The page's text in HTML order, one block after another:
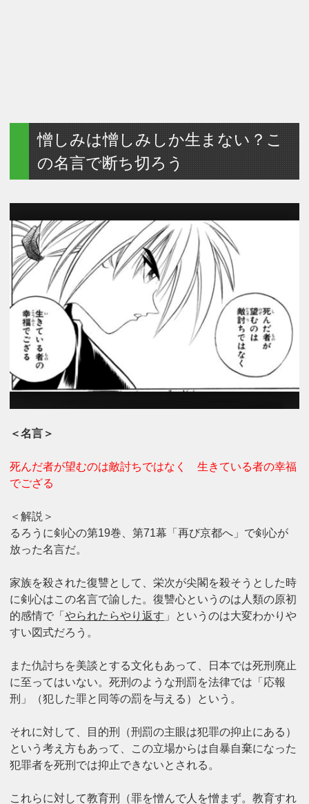
憎しみは憎しみしか生まない？こ
の名言で断ち切ろう
＜名言＞
死んだ者が望むのは敵討ちではなく 生きている者の幸福
でござる
＜解説＞
るろうに剣心の第19巻、第71幕「再び京都へ」で剣心が
放った名言だ。
家族を殺された復讐として、栄次が尖閣を殺そうとした時
に剣心はこの名言で諭した。復讐心というのは人類の原初
的感情で「やられたらやり返す 」というのは大変わかりや
すい図式だろう。
また仇討ちを美談とする文化もあって、日本では死刑廃止
に至ってはいない。死刑のような刑罰を法律では「応報
刑」（犯した罪と同等の罰を与える）という。
それに対して、目的刑（刑罰の主眼は犯罪の抑止にある）
という考え方もあって、この立場からは自暴自棄になった
犯罪者を死刑では抑止できないとされる。
これらに対して教育刑（罪を憎んで人を憎まず。教育すれ